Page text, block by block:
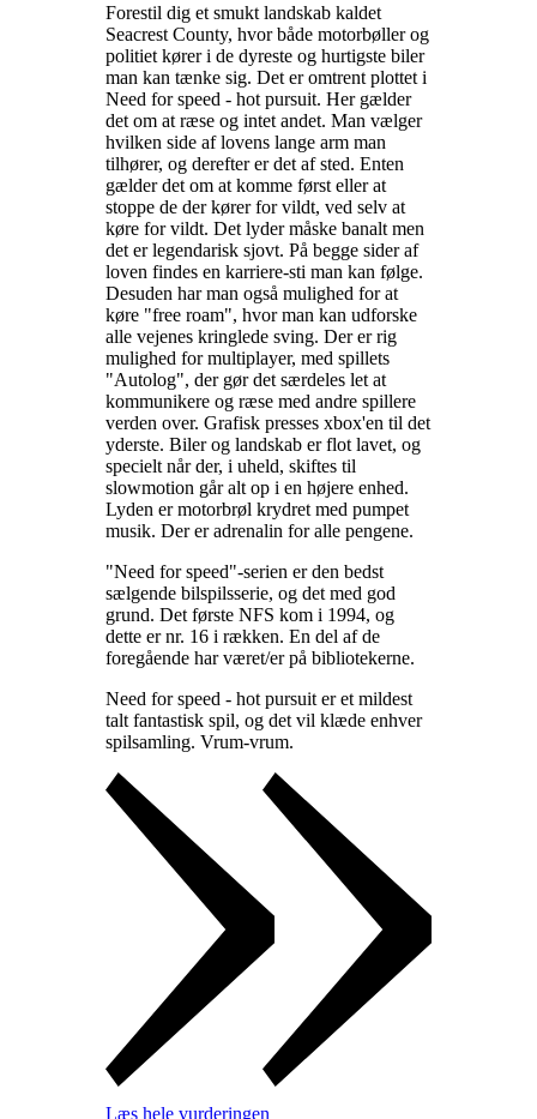
Forestil dig et smukt landskab kaldet
Seacrest County, hvor både motorbøller og
politiet kører i de dyreste og hurtigste biler
man kan tænke sig. Det er omtrent plottet i
Need for speed - hot pursuit. Her gælder
det om at ræse og intet andet. Man vælger
hvilken side af lovens lange arm man
tilhører, og derefter er det af sted. Enten
gælder det om at komme først eller at
stoppe de der kører for vildt, ved selv at
køre for vildt. Det lyder måske banalt men
det er legendarisk sjovt. På begge sider af
loven findes en karriere-sti man kan følge.
Desuden har man også mulighed for at
køre "free roam", hvor man kan udforske
alle vejenes kringlede sving. Der er rig
mulighed for multiplayer, med spillets
"Autolog", der gør det særdeles let at
kommunikere og ræse med andre spillere
verden over. Grafisk presses xbox'en til det
yderste. Biler og landskab er flot lavet, og
specielt når der, i uheld, skiftes til
slowmotion går alt op i en højere enhed.
Lyden er motorbrøl krydret med pumpet
musik. Der er adrenalin for alle pengene.
"Need for speed"-serien er den bedst
sælgende bilspilsserie, og det med god
grund. Det første NFS kom i 1994, og
dette er nr. 16 i rækken. En del af de
foregående har været/er på bibliotekerne.
Need for speed - hot pursuit er et mildest
talt fantastisk spil, og det vil klæde enhver
spilsamling. Vrum-vrum.
Læs hele vurderingen